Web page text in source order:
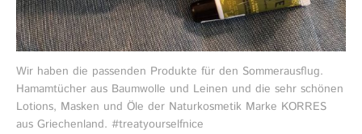
Wir haben die passenden Produkte für den Sommerausflug.
Hamamtücher aus Baumwolle und Leinen und die sehr schönen
Lotions, Masken und Öle der Naturkosmetik Marke KORRES
aus Griechenland. #treatyourselfnice